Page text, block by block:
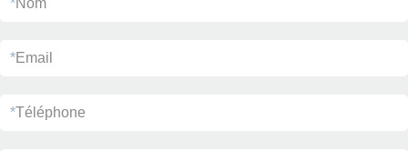
*Nom
*Email
*Téléphone